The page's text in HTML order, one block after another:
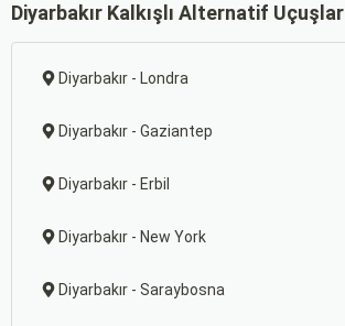
Diyarbakır Kalkışlı Alternatif Uçuşlar
Diyarbakır - Londra
Diyarbakır - Gaziantep
Diyarbakır - Erbil
Diyarbakır - New York
Diyarbakır - Saraybosna